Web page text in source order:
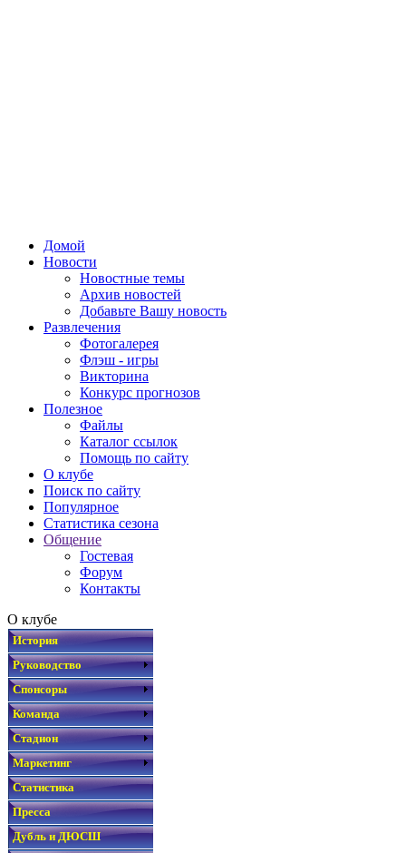
Домой
Новости
Новостные темы
Архив новостей
Добавьте Вашу новость
Развлечения
Фотогалерея
Флэш - игры
Викторина
Конкурс прогнозов
Полезное
Файлы
Каталог ссылок
Помощь по сайту
О клубе
Поиск по сайту
Популярное
Статистика сезона
Общение
Гостевая
Форум
Контакты
О клубе
История
Руководство
Спонсоры
Команда
Стадион
Маркетинг
Статистика
Пресса
Дубль и ДЮСШ